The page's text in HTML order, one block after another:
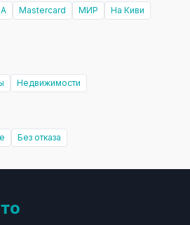
Mastercard МИР
На Киви
Недвижимости
Без отказа